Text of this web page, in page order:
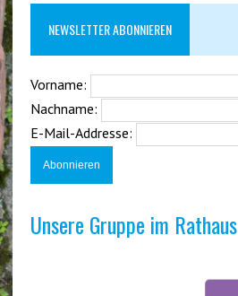
NEWSLETTER ABONNIEREN
Vorname:
Nachname:
E-Mail-Addresse:
Unsere Gruppe im Rathaus